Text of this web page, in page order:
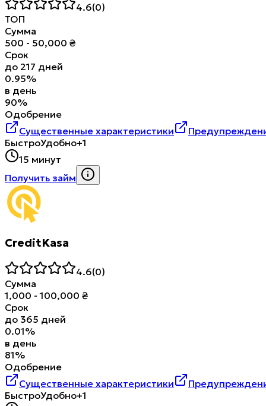
4.6(0)
ТОП
Сумма
500 - 50,000 ₴
Срок
до 217 дней
0.95%
в день
90%
Одобрение
Существенные характеристики
БыстроУдобно+1
15 минут
Получить займ
CreditKasa
4.6(0)
Сумма
1,000 - 100,000 ₴
Срок
до 365 дней
0.01%
в день
81%
Одобрение
Существенные характеристики
БыстроУдобно+1